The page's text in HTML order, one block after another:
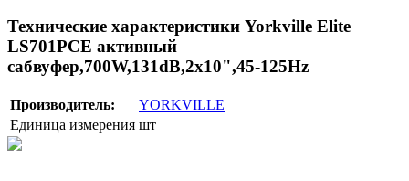
Технические характеристики Yorkville Elite
LS701PCE активный
сабвуфер,700W,131dB,2x10",45-125Hz
Производитель:
YORKVILLE
Единица измерения шт